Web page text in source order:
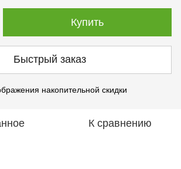
Купить
Быстрый заказ
накопительной скидки
К сравнению